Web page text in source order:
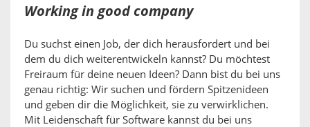
Working in good company
Du suchst einen Job, der dich herausfordert und bei
dem du dich weiterentwickeln kannst? Du möchtest
Freiraum für deine neuen Ideen? Dann bist du bei uns
genau richtig: Wir suchen und fördern Spitzenideen
und geben dir die Möglichkeit, sie zu verwirklichen.
Mit Leidenschaft für Software kannst du bei uns